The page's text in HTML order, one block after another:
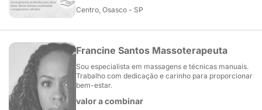
Centro, Osasco - SP
Francine Santos Massoterapeuta
Sou especialista em massagens e técnicas manuais.
Trabalho com dedicação e carinho para proporcionar
bem-estar.
valor a combinar